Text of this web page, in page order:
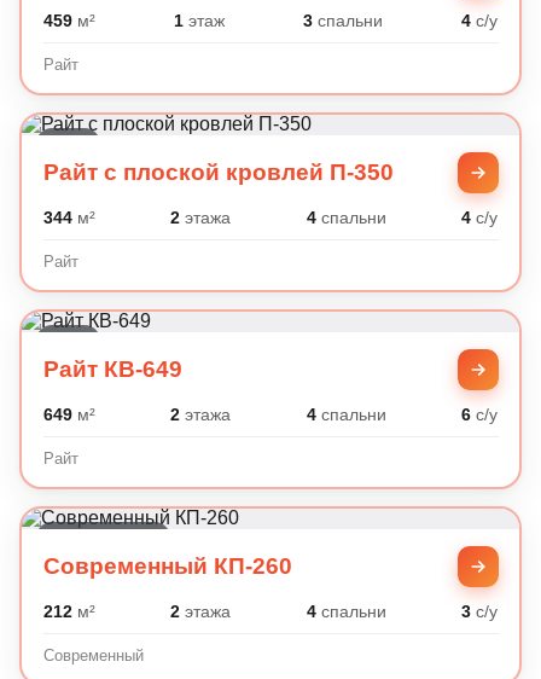
459м² 1этаж 3 спальни 4 с/у
Райт
Райт с плоской кровлей П-350
344м² 2 этажа 4спальни 4 с/у
Райт
Райт КВ-649
649м² 2 этажа 4спальни 6 с/у
Райт
Современный КП-260
212м² 2 этажа 4спальни 3 с/у
Современный